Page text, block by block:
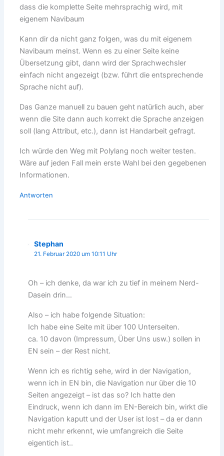
dass die komplette Seite mehrsprachig wird, mit
eigenem Navibaum
Kann dir da nicht ganz folgen, was du mit eigenem
Navibaum meinst. Wenn es zu einer Seite keine
Übersetzung gibt, dann wird der Sprachwechsler
einfach nicht angezeigt (bzw. führt die entsprechende
Sprache nicht auf).
Das Ganze manuell zu bauen geht natürlich auch, aber
wenn die Site dann auch korrekt die Sprache anzeigen
soll (lang Attribut, etc.), dann ist Handarbeit gefragt.
Ich würde den Weg mit Polylang noch weiter testen.
Wäre auf jeden Fall mein erste Wahl bei den gegebenen
Informationen.
Antworten
Stephan
21. Februar 2020 um 10:11 Uhr
Oh – ich denke, da war ich zu tief in meinem Nerd-
Dasein drin…
Also – ich habe folgende Situation:
Ich habe eine Seite mit über 100 Unterseiten.
ca. 10 davon (Impressum, Über Uns usw.) sollen in
EN sein – der Rest nicht.
Wenn ich es richtig sehe, wird in der Navigation,
wenn ich in EN bin, die Navigation nur über die 10
Seiten angezeigt – ist das so? Ich hatte den
Eindruck, wenn ich dann im EN-Bereich bin, wirkt die
Navigation kaputt und der User ist lost – da er dann
nicht mehr erkennt, wie umfangreich die Seite
eigentich ist..